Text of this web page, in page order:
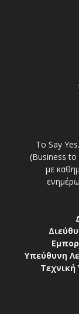
Το Say
(Business
με
Υπεύθυνη
Τεχνική